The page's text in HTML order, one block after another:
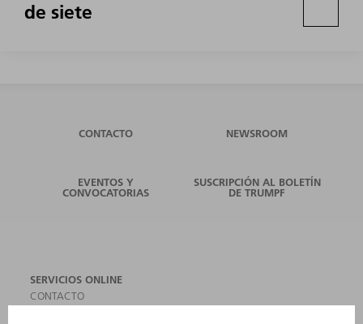
de siete
CONTACTO NEWSROOM
EVENTOS Y
CONVOCATORIAS
SUSCRIPCIÓN AL BOLETÍN
DE TRUMPF
SERVICIOS ONLINE
CONTACTO